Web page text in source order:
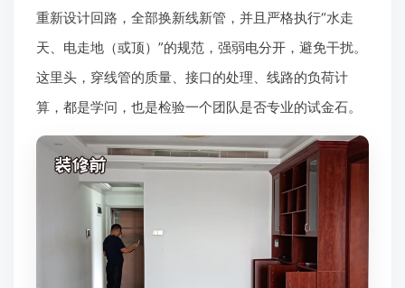
重新设计回路，全部换新线新管，并且严格执行“水走
天、电走地（或顶）”的规范，强弱电分开，避免干扰。
这里头，穿线管的质量、接口的处理、线路的负荷计
算，都是学问，也是检验一个团队是否专业的试金石。